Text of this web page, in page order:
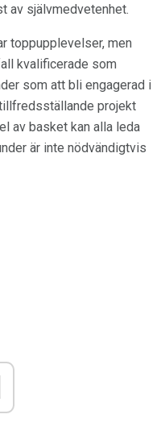
av självmedvetenhet.
toppupplevelser, men
kvalificerade som
som att bli engagerad i
projekt
av basket kan alla leda
är inte nödvändigtvis